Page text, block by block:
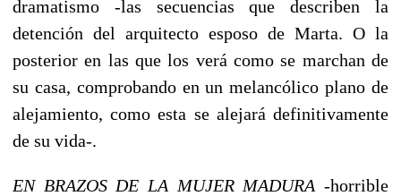
dramatismo -las secuencias que describen la
detención del arquitecto esposo de Marta. O la
posterior en las que los verá como se marchan de
su casa, comprobando en un melancólico plano de
alejamiento, como esta se alejará definitivamente
de su vida-.
EN BRAZOS DE LA MUJER MADURA -horrible